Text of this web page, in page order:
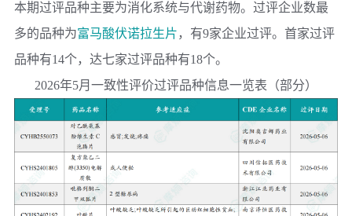
本期过评品种主要为消化系统与代谢药物。过评企业数最
多的品种为富马酸伏诺拉生片 ，有9家企业过评。首家过评
品种有14个，达七家过评品种有18个。
2026年5月一致性评价过评品种信息一览表（部分）